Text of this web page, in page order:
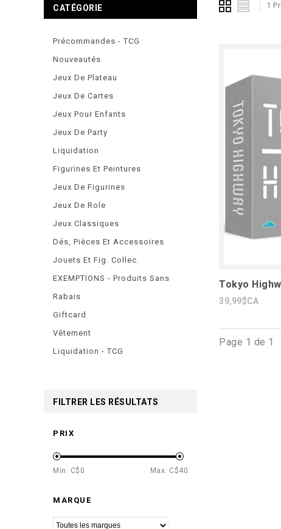
1
Tokyo
39,99$CA
Page 1 de 1
CATÉGORIE
Précommandes - TCG
Nouveautés
Jeux De Plateau
Jeux De Cartes
Jeux Pour Enfants
Jeux De Party
Liquidation
Figurines Et Peintures
Jeux De Figurines
Jeux De Role
Jeux Classiques
Dés, Pièces Et Accessoires
Jouets Et Fig. Collec.
EXEMPTIONS - Produits Sans
Rabais
Giftcard
Vêtement
Liquidation - TCG
FILTRER LES RÉSULTATS
PRIX
Min: C$ 0 Max: C$40
MARQUE